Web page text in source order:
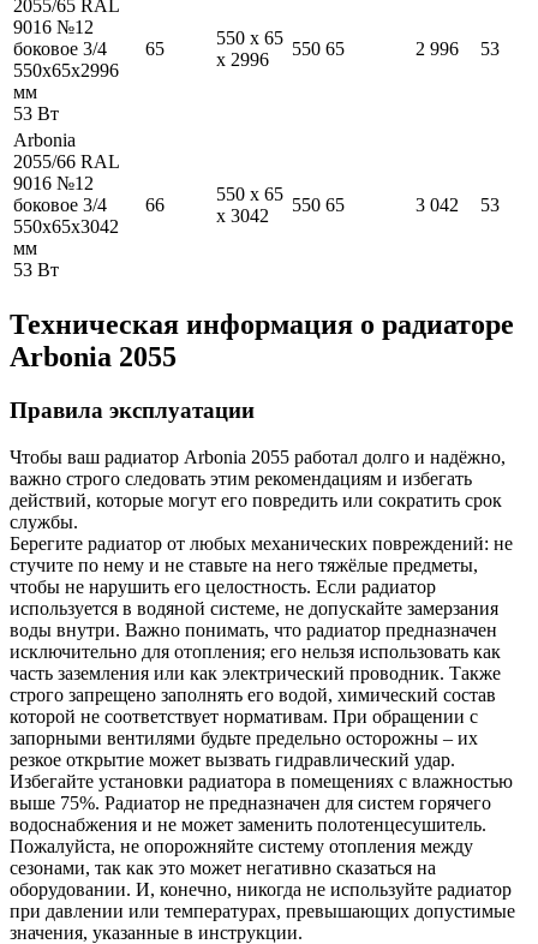
2055/65 RAL
9016 №12
боковое 3/4
550x65x2996
мм
53 Вт
65
550 x 65
x 2996
550 65 2 996 53
Arbonia
2055/66 RAL
9016 №12
боковое 3/4
550x65x3042
мм
53 Вт
66
550 x 65
x 3042
550 65 3 042 53
Техническая информация о радиаторе
Arbonia 2055
Правила эксплуатации
Чтобы ваш радиатор Arbonia 2055 работал долго и надёжно,
важно строго следовать этим рекомендациям и избегать
действий, которые могут его повредить или сократить срок
службы.
Берегите радиатор от любых механических повреждений: не
стучите по нему и не ставьте на него тяжёлые предметы,
чтобы не нарушить его целостность. Если радиатор
используется в водяной системе, не допускайте замерзания
воды внутри. Важно понимать, что радиатор предназначен
исключительно для отопления; его нельзя использовать как
часть заземления или как электрический проводник. Также
строго запрещено заполнять его водой, химический состав
которой не соответствует нормативам. При обращении с
запорными вентилями будьте предельно осторожны – их
резкое открытие может вызвать гидравлический удар.
Избегайте установки радиатора в помещениях с влажностью
выше 75%. Радиатор не предназначен для систем горячего
водоснабжения и не может заменить полотенцесушитель.
Пожалуйста, не опорожняйте систему отопления между
сезонами, так как это может негативно сказаться на
оборудовании. И, конечно, никогда не используйте радиатор
при давлении или температурах, превышающих допустимые
значения, указанные в инструкции.